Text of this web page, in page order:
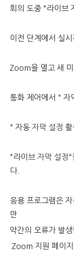
회의 도중 "라이브
이전 단계에서 실
Zoom을 열고 새
통화 제어에서 " 자
" 자동 자막 설정 활
"라이브 자막 설정"
다.
응용 프로그램은
만
약간의 오류가 발
Zoom 지원 페이